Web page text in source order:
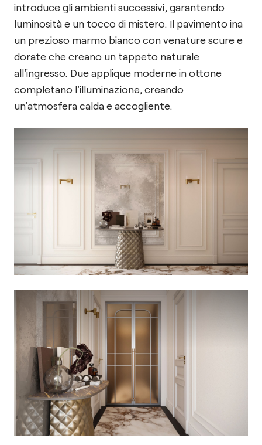
introduce gli ambienti successivi, garantendo
luminosità e un tocco di mistero. Il pavimento ina
un prezioso marmo bianco con venature scure e
dorate che creano un tappeto naturale
all'ingresso. Due applique moderne in ottone
completano l'illuminazione, creando
un'atmosfera calda e accogliente.